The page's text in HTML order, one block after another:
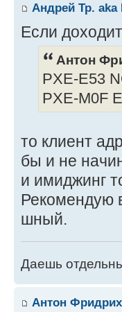
Андрей Тр. aka
Если
Антон
PXE-E53
PXE-M0F
то клиент
бы и не
и имиджинг
Рекомендую
шный.
Даешь
Антон Фридрих